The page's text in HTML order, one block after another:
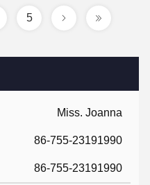
Miss. Joanna
86-755-23191990
86-755-23191990
5